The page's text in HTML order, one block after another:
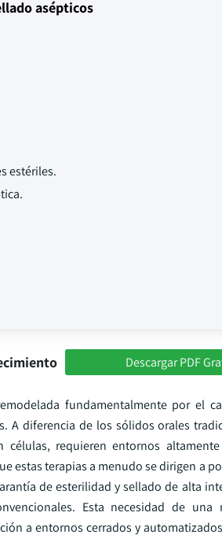
asépticos
estériles.
Descargar PDF
fundamentalmente por el
A diferencia de los sólidos orales
requieren entornos
estas terapias a menudo se dirigen a
de esterilidad y sellado de alta
Esta necesidad de una
a entornos cerrados y